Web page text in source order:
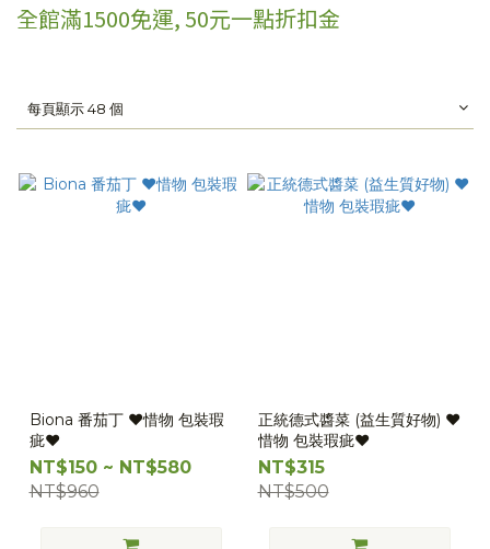
全館滿1500免運, 50元一點折扣金
每頁顯示 48 個
Biona 番茄丁 ❤️惜物 包裝瑕
疵❤️
NT$150 ~ NT$580
NT$960
正統德式醬菜 (益生質好物) ❤️
惜物 包裝瑕疵❤️
NT$315
NT$500